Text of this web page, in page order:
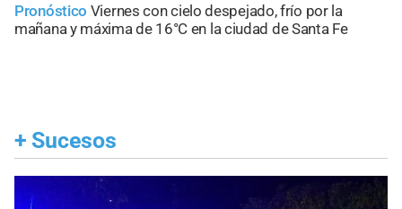
Pronóstico Viernes con cielo despejado, frío por la
mañana y máxima de 16°C en la ciudad de Santa Fe
+ Sucesos